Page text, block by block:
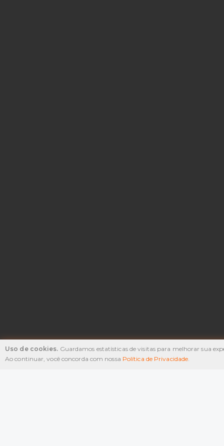
Uso de cookies. Guardamos estatísticas de visitas para melhorar sua
Ao continuar, você concorda com nossa Política de Privacidade.